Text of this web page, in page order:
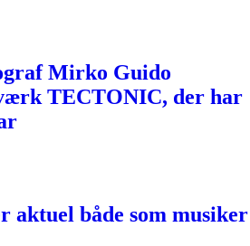
Mirko Guido
TECTONIC, der har
aktuel både som musiker